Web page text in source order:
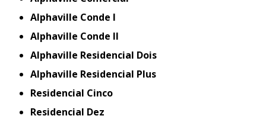
Alphaville Conde I
Alphaville Conde II
Alphaville Residencial Dois
Alphaville Residencial Plus
Residencial Cinco
Residencial Dez